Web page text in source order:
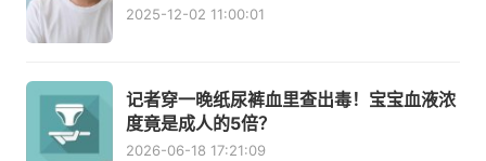
2025-12-02 11:00:01
记者穿一晚纸尿裤血里查出毒！宝宝血液浓
度竟是成人的5倍？
2026-06-18 17:21:09